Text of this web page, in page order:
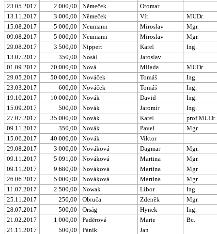
23.05.2017
2 000,00 Němeček
Otomar
13.11.2017
3 000,00 Němeček Vít
MUDr.
15.08.2017
5 000,00 Neumann Miroslav
Mgr.
09.08.2017
5 000,00 Neumann Miroslav
Mgr.
29.08.2017
3 500,00 Nippert Karel
Ing.
13.07.2017
350,00 Nosál
Jaroslav
01.09.2017
70 000,00 Nová Milada
MUDr.
29.05.2017
50 000,00 Nováček Tomáš
Ing.
23.03.2017
600,00 Nováček Tomáš
Ing.
19.10.2017
10 000,00 Novák David
Ing.
15.09.2017
500,00 Novák Jaromír
Ing.
27.07.2017
35 000,00 Novák Karel
prof.MUDr.
09.11.2017
350,00 Novák Pavel
Mgr.
15.06.2017
40 000,00 Novák
Viktor
29.08.2017
3 000,00 Nováková Dagmar
Mgr.
09.11.2017
5 091,00 Nováková Martina
Mgr.
09.11.2017
9 680,00 Nováková Martina
Mgr.
26.06.2017
5 000,00 Nováková Martina
Mgr.
11.07.2017
2 500,00 Nowak Libor
Ing.
25.11.2017
250,00 Obruča Zdeněk
Mgr.
28.07.2017
500,00 Orság Hynek
Ing.
21.02.2017
1 000,00 Paděrová Marie
Bc.
21.11.2017
500,00 Pánik
Jan